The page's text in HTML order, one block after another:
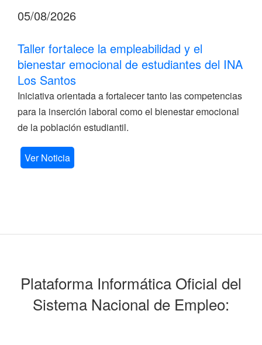
05/08/2026
Taller fortalece la empleabilidad y el
bienestar emocional de estudiantes del INA
Los Santos
Iniciativa orientada a fortalecer tanto las competencias
para la inserción laboral como el bienestar emocional
de la población estudiantil.
Ver Noticia
Plataforma Informática Oficial del
Sistema Nacional de Empleo: